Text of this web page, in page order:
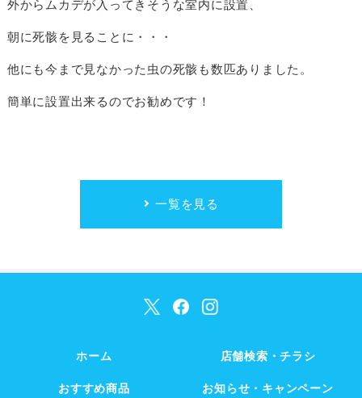
外からムカデが入ってきそうな室内に設置、
朝に死骸を見ることに・・・
他にも今まで見なかった虫の死骸も数匹ありました。
簡単に設置出来るのでお勧めです！
一覧を見る
ホーム 店舗検索・チラシ
おすすめ商品 お知らせ・キャンペーン